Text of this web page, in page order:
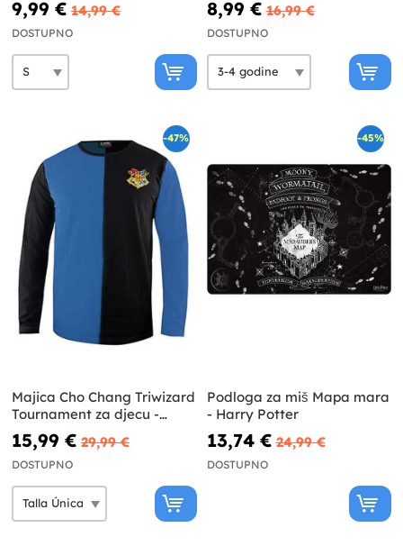
9,99 € 14,99 €
DOSTUPNO
8,99 € 16,99 €
DOSTUPNO
-47%
Majica Cho Chang Triwizard
Tournament za djecu -
Harry Potter
15,99 € 29,99 €
DOSTUPNO
-45%
Podloga za miš Mapa mara
- Harry Potter
13,74 € 24,99 €
DOSTUPNO